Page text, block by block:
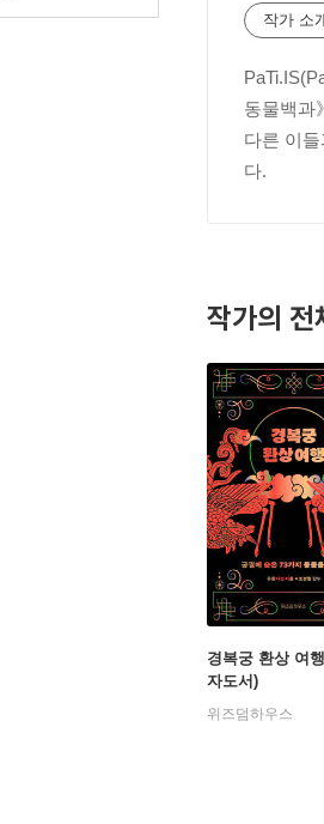
작가 소
동물백과
다른 이
다.
작가의 전
경복궁 환상 여
자도서)
위즈덤하우스